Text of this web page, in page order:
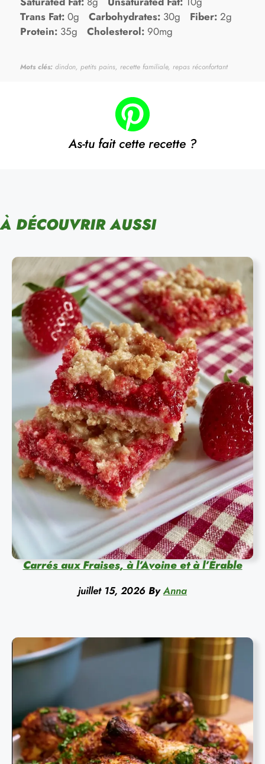
Trans Fat: 0g Carbohydrates: 30g Fiber: 2g
Protein: 35g Cholesterol: 90mg
Mots clés: dindon, petits pains, recette familiale, repas réconfortant
As-tu fait cette recette ?
À DÉCOUVRIR AUSSI
Carrés aux Fraises, à l’Avoine et à l’Érable
juillet 15, 2026 By Anna